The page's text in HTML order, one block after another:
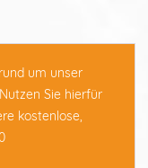
um unser
Sie hierfür
kostenlose,